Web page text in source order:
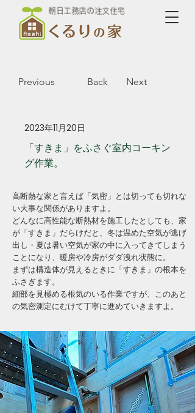
朝日工務店の注文住宅
2023年11月20日
「すきま」をふさぐ室内コーキン
グ作業。
Previous Back Next
高断熱な家と言えば「気密」とは切っても切れな
い大事な関係がありますよ。
どんなに高性能な断熱材を施工したとしても、家
が「すきま」だらけだと、冬は温めた空気が逃げ
出し・夏は暑い空気が家の中に入ってきてしまう
ことになり、暖房や冷房がダダ洩れ状態に。
まずは構造体が見えるときに「すきま」の根本を
ふさぎます。
細部を見極める根気のいる作業ですが、このあと
の気密測定にむけて丁寧に進めていきますよ。